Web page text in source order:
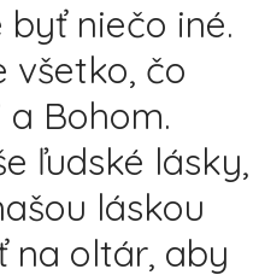
niečo iné.
všetko, čo
Bohom.
ľudské lásky,
láskou
na oltár, aby